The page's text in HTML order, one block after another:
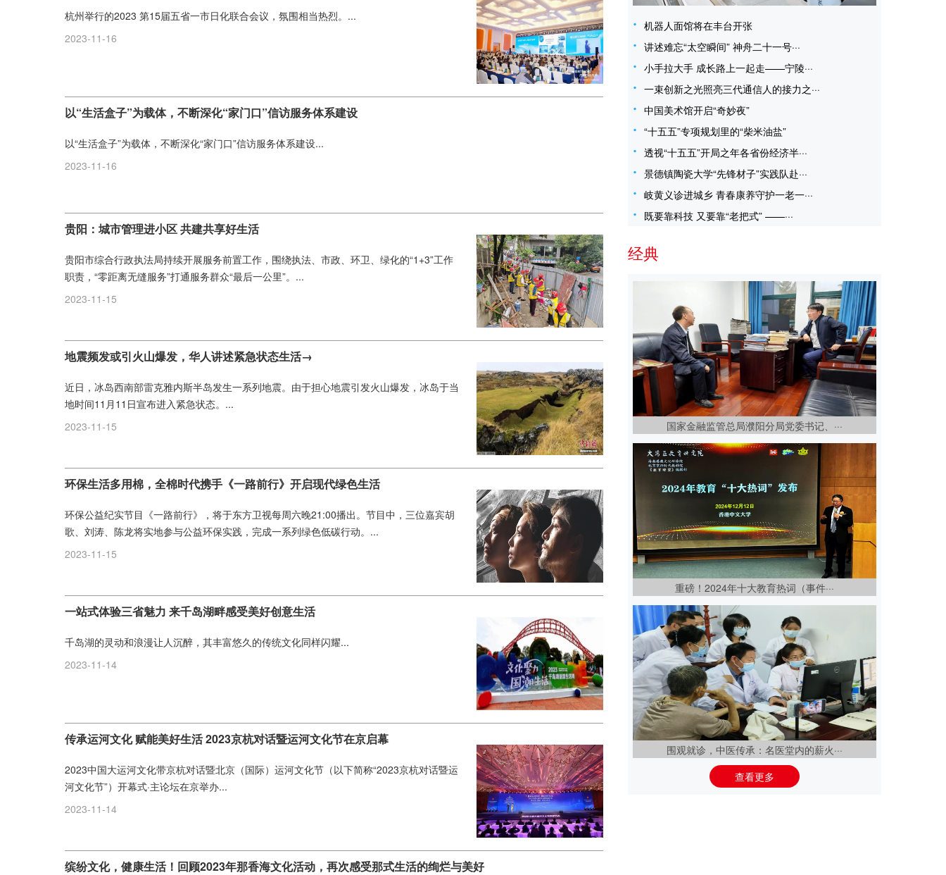
杭州举行的2023 第15届五省一市日化联合会议，氛围相当热烈。...
2023-11-16
以“生活盒子”为载体，不断深化“家门口”信访服务体系建设
以“生活盒子”为载体，不断深化“家门口”信访服务体系建设...
2023-11-16
贵阳：城市管理进小区 共建共享好生活
贵阳市综合行政执法局持续开展服务前置工作，围绕执法、市政、环卫、绿化的“1+3”工作
职责，“零距离无缝服务”打通服务群众“最后一公里”。...
2023-11-15
地震频发或引火山爆发，华人讲述紧急状态生活→
近日，冰岛西南部雷克雅内斯半岛发生一系列地震。由于担心地震引发火山爆发，冰岛于当
地时间11月11日宣布进入紧急状态。...
2023-11-15
环保生活多用棉，全棉时代携手《一路前行》开启现代绿色生活
环保公益纪实节目《一路前行》，将于东方卫视每周六晚21:00播出。节目中，三位嘉宾胡
歌、刘涛、陈龙将实地参与公益环保实践，完成一系列绿色低碳行动。...
2023-11-15
一站式体验三省魅力 来千岛湖畔感受美好创意生活
千岛湖的灵动和浪漫让人沉醉，其丰富悠久的传统文化同样闪耀...
2023-11-14
传承运河文化 赋能美好生活 2023京杭对话暨运河文化节在京启幕
2023中国大运河文化带京杭对话暨北京（国际）运河文化节（以下简称“2023京杭对话暨运
河文化节”）开幕式·主论坛在京举办...
2023-11-14
缤纷文化，健康生活！回顾2023年那香海文化活动，再次感受那式生活的绚烂与美好
机器人面馆将在丰台开张
讲述难忘“太空瞬间” 神舟二十一号···
小手拉大手 成长路上一起走——宁陵···
一束创新之光照亮三代通信人的接力之···
中国美术馆开启“奇妙夜”
“十五五”专项规划里的“柴米油盐”
透视“十五五”开局之年各省份经济半···
景德镇陶瓷大学“先锋材子”实践队赴···
岐黄义诊进城乡 青春康养守护一老一···
既要靠科技 又要靠“老把式” ——···
经典
国家金融监管总局濮阳分局党委书记、···
重磅！2024年十大教育热词（事件···
围观就诊，中医传承：名医堂内的薪火···